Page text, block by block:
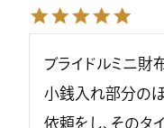
ブライドルミニ財
小銭入れ部分の
依頼をし、そのタ